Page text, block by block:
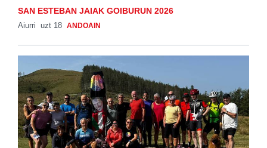
SAN ESTEBAN JAIAK GOIBURUN 2026
Aiurri uzt 18 ANDOAIN